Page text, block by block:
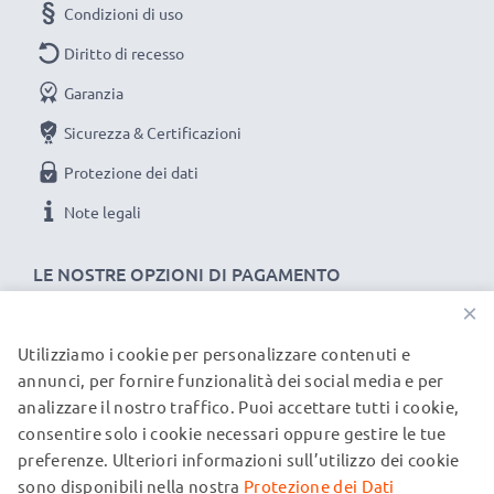
LE NOSTRE OPZIONI DI PAGAMENTO
Condizioni di uso
Diritto di recesso
Garanzia
Sicurezza & Certificazioni
Protezione dei dati
Note legali
I NOSTRI PARTNER DI SPEDIZIONE
© subtel.it 2026
Tutti i prezzi includono l'IVA e sono esclusi i costi di
spedizione. Si prega di notare che tutti i marchi menzionati
×
Utilizziamo i cookie per personalizzare contenuti e
annunci, per fornire funzionalità dei social media e per
analizzare il nostro traffico. Puoi accettare tutti i cookie,
consentire solo i cookie necessari oppure gestire le tue
preferenze. Ulteriori informazioni sull’utilizzo dei cookie
sono disponibili nella nostra Protezione dei Dati